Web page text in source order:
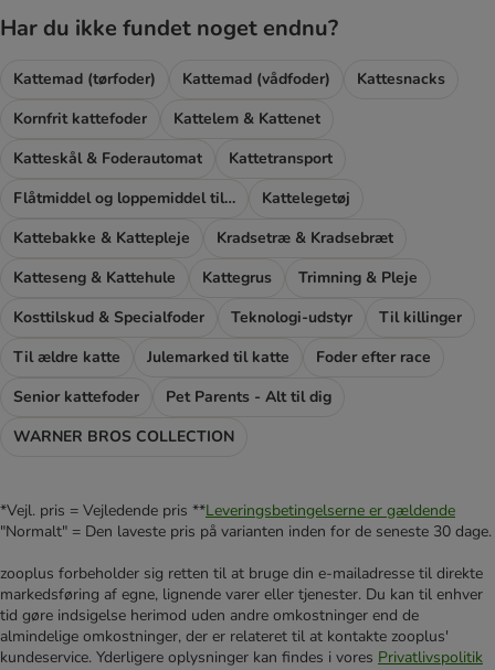
Har du ikke fundet noget endnu?
Kattemad (tørfoder) Kattemad (vådfoder)
Kattesnacks
Kornfrit kattefoder
Kattelem & Kattenet
Katteskål & Foderautomat
Kattetransport
Flåtmiddel og loppemiddel til katte
Kattelegetøj
Kattebakke & Kattepleje
Kradsetræ & Kradsebræt
Katteseng & Kattehule
Kattegrus
Trimning & Pleje
Kosttilskud & Specialfoder
Teknologi-udstyr
Til killinger
Til ældre katte
Julemarked til katte
Foder efter race
Senior kattefoder
Pet Parents - Alt til dig
WARNER BROS COLLECTION
*Vejl. pris = Vejledende pris **Leveringsbetingelserne er gældende
"Normalt" = Den laveste pris på varianten inden for de seneste 30 dage.
zooplus forbeholder sig retten til at bruge din e-mailadresse til direkte
markedsføring af egne, lignende varer eller tjenester. Du kan til enhver
tid gøre indsigelse herimod uden andre omkostninger end de
almindelige omkostninger, der er relateret til at kontakte zooplus'
kundeservice. Yderligere oplysninger kan findes i vores Privatlivspolitik